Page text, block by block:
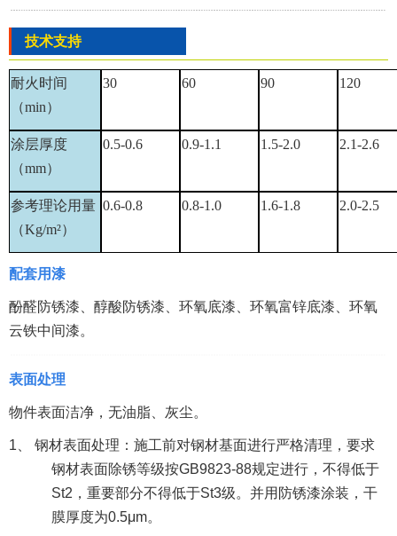
技术支持
耐火时间
（min）
30 60 90 120
涂层厚度
（mm）
0.5-0.6 0.9-1.1 1.5-2.0 2.1-2.6
参考理论用量
（Kg/m²）
0.6-0.8 0.8-1.0 1.6-1.8 2.0-2.5
配套用漆
酚醛防锈漆、醇酸防锈漆、环氧底漆、环氧富锌底漆、环氧
云铁中间漆。
表面处理
物件表面洁净，无油脂、灰尘。
1、 钢材表面处理：施工前对钢材基面进行严格清理，要求
钢材表面除锈等级按GB9823-88规定进行，不得低于
St2，重要部分不得低于St3级。并用防锈漆涂装，干
膜厚度为0.5μm。